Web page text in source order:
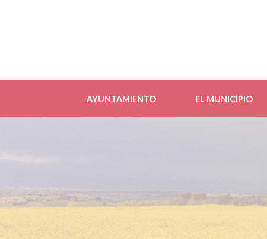
AYUNTAMIENTO EL MUNICIPIO